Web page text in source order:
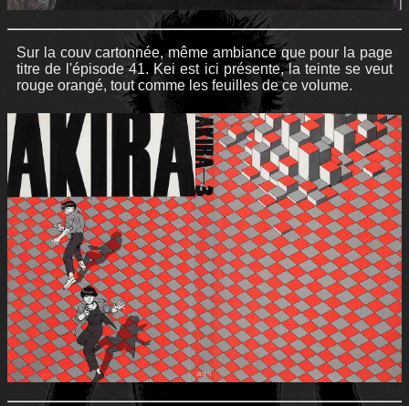
Sur la couv cartonnée, même ambiance que pour la page
titre de l'épisode 41. Kei est ici présente, la teinte se veut
rouge orangé, tout comme les feuilles de ce volume.